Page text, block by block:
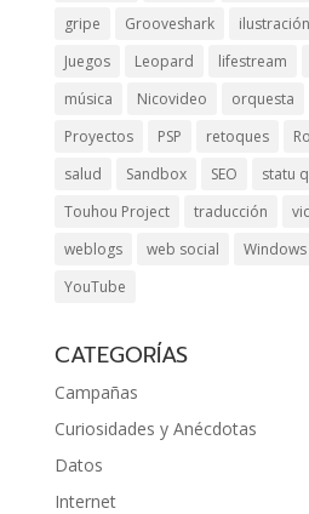
gripe
Grooveshark ilustración
Juegos
Leopard lifestream
música
Nicovideo orquesta
Proyectos
PSP retoques
salud
Sandbox SEO statu
Touhou Project
traducción
weblogs
web social Windows
YouTube
CATEGORÍAS
Campañas
Curiosidades y Anécdotas
Datos
Internet